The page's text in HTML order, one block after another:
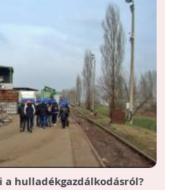
hulladékgazdálkodásról?